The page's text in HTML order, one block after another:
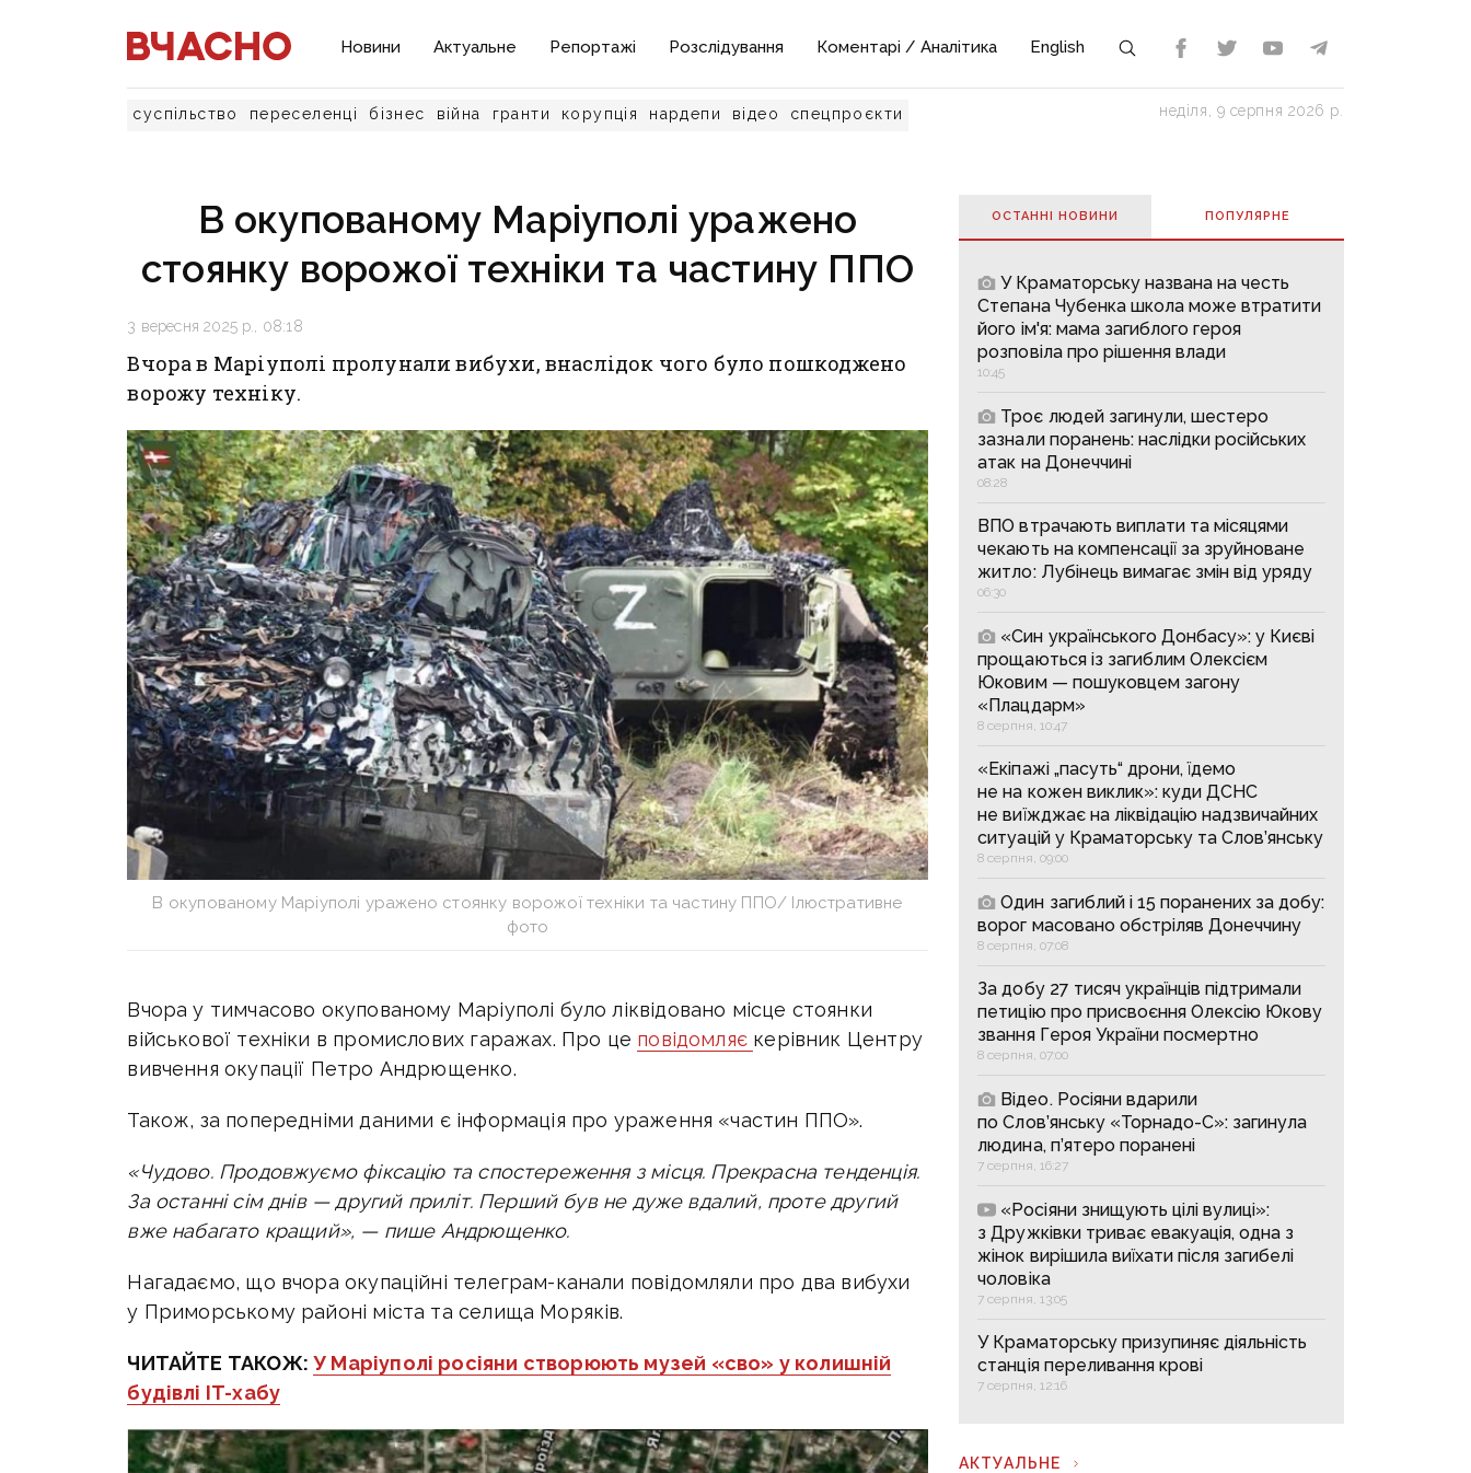
Новини Актуальне Репортажі Розслідування Коментарі / Аналітика English
суспільство переселенці бізнес війна гранти корупція нардепи відео спецпроєкти неділя, 9 серпня 2026 р.
В окупованому Маріуполі уражено
стоянку ворожої техніки та частину ППО
3 вересня 2025 р., 08:18
Вчора в Маріуполі пролунали вибухи, внаслідок чого було пошкоджено
ворожу техніку.
В окупованому Маріуполі уражено стоянку ворожої техніки та частину ППО/ Ілюстративне
фото
Вчора у тимчасово окупованому Маріуполі було ліквідовано місце стоянки
військової техніки в промислових гаражах. Про це повідомляє керівник Центру
вивчення окупації Петро Андрющенко.
Також, за попередніми даними є інформація про ураження «частин ППО».
«Чудово. Продовжуємо фіксацію та спостереження з місця. Прекрасна тенденція.
За останні сім днів — другий приліт. Перший був не дуже вдалий, проте другий
вже набагато кращий», — пише Андрющенко.
Нагадаємо, що вчора окупаційні телеграм-канали повідомляли про два вибухи
у Приморському районі міста та селища Моряків.
ЧИТАЙТЕ ТАКОЖ:У Маріуполі росіяни створюють музей «сво» у колишній
будівлі IT-хабу
ОСТАННІ НОВИНИ ПОПУЛЯРНE
У Краматорську названа на честь
Степана Чубенка школа може втратити
його ім'я: мама загиблого героя
розповіла про рішення влади
10:45
Троє людей загинули, шестеро
зазнали поранень: наслідки російських
атак на Донеччині
08:28
ВПО втрачають виплати та місяцями
чекають на компенсації за зруйноване
житло: Лубінець вимагає змін від уряду
06:30
«Син українського Донбасу»: у Києві
прощаються із загиблим Олексієм
Юковим — пошуковцем загону
«Плацдарм»
8 серпня, 10:47
«Екіпажі „пасуть“ дрони, їдемо
не на кожен виклик»: куди ДСНС
не виїжджає на ліквідацію надзвичайних
ситуацій у Краматорську та Слов’янську
8 серпня, 09:00
Один загиблий і 15 поранених за добу:
ворог масовано обстріляв Донеччину
8 серпня, 07:08
За добу 27 тисяч українців підтримали
петицію про присвоєння Олексію Юкову
звання Героя України посмертно
8 серпня, 07:00
Відео. Росіяни вдарили
по Слов’янську «Торнадо-С»: загинула
людина, п’ятеро поранені
7 серпня, 16:27
«Росіяни знищують цілі вулиці»:
з Дружківки триває евакуація, одна з
жінок вирішила виїхати після загибелі
чоловіка
7 серпня, 13:05
У Краматорську призупиняє діяльність
станція переливання крові
7 серпня, 12:16
АКТУАЛЬНЕ